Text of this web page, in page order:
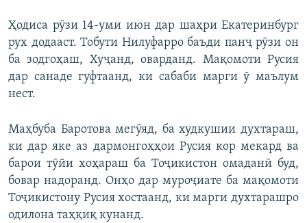
Ҳодиса рӯзи 14-уми июн дар шаҳри Екатеринбург
рух додааст. Тобути Нилуфарро баъди панҷ рӯзи он
ба зодгоҳаш, Хуҷанд, оварданд. Мақомоти Русия
дар санаде гуфтаанд, ки сабаби марги ӯ маълум
нест.
Маҳбуба Баротова мегӯяд, ба худкушии духтараш,
ки дар яке аз дармонгоҳҳои Русия кор мекард ва
барои тӯйи хоҳараш ба Тоҷикистон омаданӣ буд,
бовар надоранд. Онҳо дар муроҷиате ба мақомоти
Тоҷикистону Русия хостаанд, ки марги духтарашро
одилона таҳқиқ кунанд.